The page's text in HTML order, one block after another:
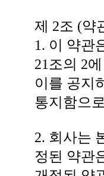
제 2조 (약
1. 이 약관
21조의 2
이를 공지
통지함으
2. 회사는
정된 약관